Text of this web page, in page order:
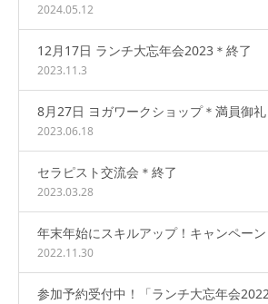
2024.05.12
12月17日 ランチ大忘年会2023＊終了
2023.11.3
8月27日 ヨガワークショップ＊満員御礼
2023.06.18
セラピスト交流会＊終了
2023.03.28
年末年始にスキルアップ！キャンペー
2022.11.30
参加予約受付中！「ランチ大忘年会